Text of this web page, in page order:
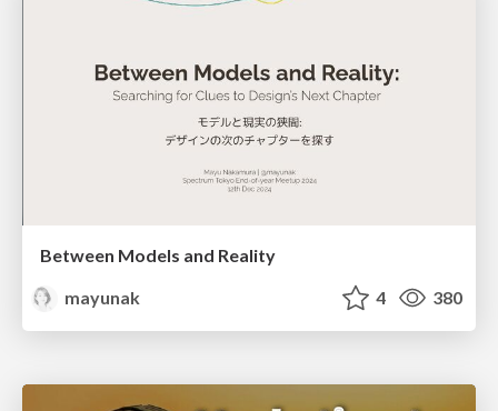
Between Models and Reality
mayunak
4 380